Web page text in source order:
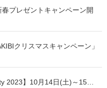
春プレゼントキャンペーン開
クリスマスキャンペーン」
2023】10月14日(土)～15…